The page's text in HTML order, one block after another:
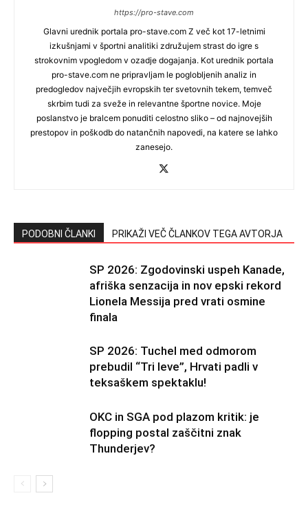
https://pro-stave.com
Glavni urednik portala pro-stave.com Z več kot 17-letnimi
izkušnjami v športni analitiki združujem strast do igre s
strokovnim vpogledom v ozadje dogajanja. Kot urednik portala
pro-stave.com ne pripravljam le poglobljenih analiz in
predogledov največjih evropskih ter svetovnih tekem, temveč
skrbim tudi za sveže in relevantne športne novice. Moje
poslanstvo je bralcem ponuditi celostno sliko – od najnovejših
prestopov in poškodb do natančnih napovedi, na katere se lahko
zanesejo.
PODOBNI ČLANKI PRIKAŽI VEČ ČLANKOV TEGA AVTORJA
SP 2026: Zgodovinski uspeh Kanade,
afriška senzacija in nov epski rekord
Lionela Messija pred vrati osmine
finala
SP 2026: Tuchel med odmorom
prebudil “Tri leve”, Hrvati padli v
teksaškem spektaklu!
OKC in SGA pod plazom kritik: je
flopping postal zaščitni znak
Thunderjev?